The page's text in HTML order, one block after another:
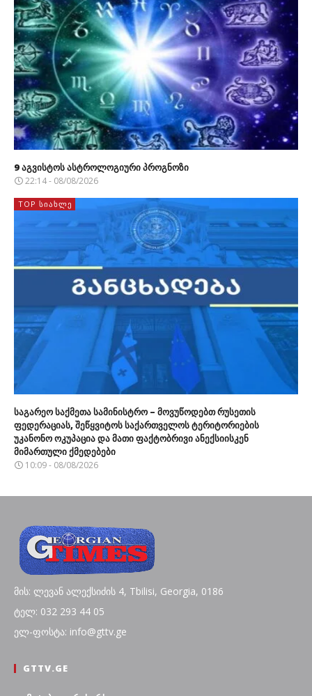
9 აგვისტოს ასტროლოგიური პროგნოზი
22:14 - 08/08/2026
TOP ᲡᲘᲐᲮᲚᲔ
საგარეო საქმეთა სამინისტრო – მოვუწოდებთ რუსეთის
ფედერაციას, შეწყვიტოს საქართველოს ტერიტორიების
უკანონო ოკუპაცია და მათი ფაქტობრივი ანექსიისკენ
მიმართული ქმედებები
10:09 - 08/08/2026
მის: ლევან ალექსიძის 4, Tbilisi, Georgia, 0186
ტელ: 032 293 44 05
ელ-ფოსტა: info@gttv.ge
GTTV.GE